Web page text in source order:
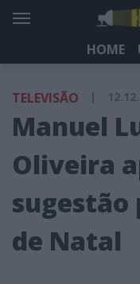
HOME
TELEVISÃO |
Manuel
Oliveira
sugestão
de Natal